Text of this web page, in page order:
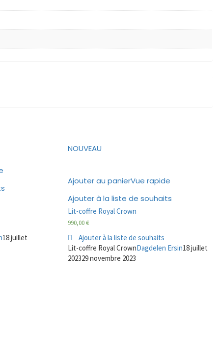
18 juillet
NOUVEAU
Ajouter au panierVue rapide
Ajouter à la liste de souhaits
Lit-coffre Royal Crown
990,00€
Ajouter à la liste de souhaits
Lit-coffre Royal CrownDagdelen Ersin18 juillet
202329 novembre 2023